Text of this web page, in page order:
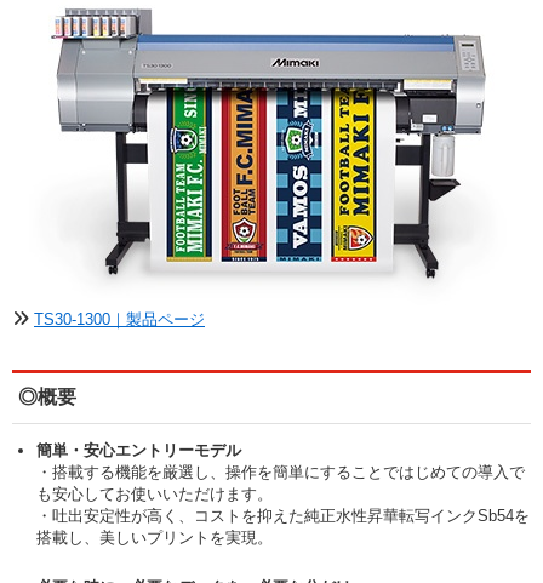
TS30-1300｜製品ページ
◎概要
簡単・安心エントリーモデル
・搭載する機能を厳選し、操作を簡単にすることではじめての導入で
も安心してお使いいただけます。
・吐出安定性が高く、コストを抑えた純正水性昇華転写インクSb54を
搭載し、美しいプリントを実現。